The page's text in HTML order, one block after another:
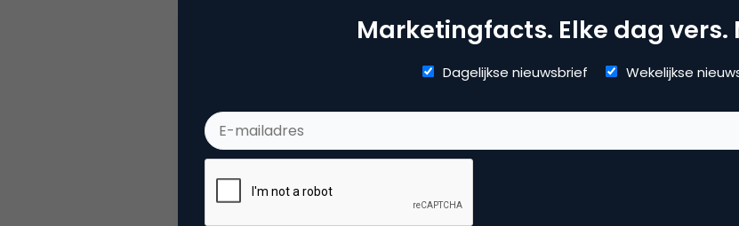
Categorie
Tags
Marketingfacts. Elke dag vers.
Dagelijkse nieuwsbrief Wekelijkse